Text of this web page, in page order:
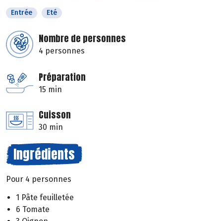
Entrée Eté
Nombre de personnes
4 personnes
Préparation
15 min
Cuisson
30 min
Ingrédients
Pour 4 personnes
1 Pâte feuilletée
6 Tomate